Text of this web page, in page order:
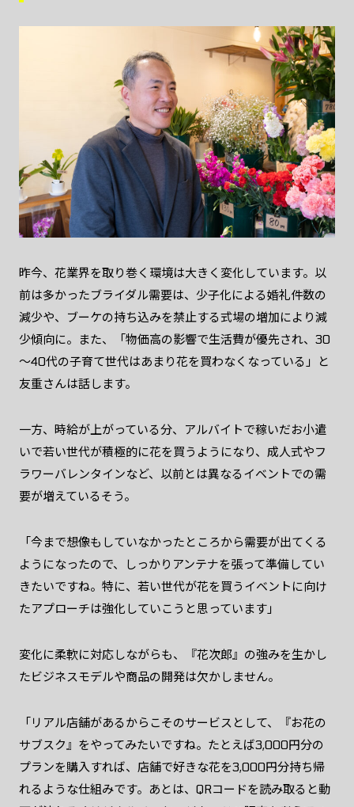
昨今、花業界を取り巻く環境は大きく変化しています。以
前は多かったブライダル需要は、少子化による婚礼件数の
減少や、ブーケの持ち込みを禁止する式場の増加により減
少傾向に。また、「物価高の影響で生活費が優先され、30
～40代の子育て世代はあまり花を買わなくなっている」と
友重さんは話します。
一方、時給が上がっている分、アルバイトで稼いだお小遣
いで若い世代が積極的に花を買うようになり、成人式やフ
ラワーバレンタインなど、以前とは異なるイベントでの需
要が増えているそう。
「今まで想像もしていなかったところから需要が出てくる
ようになったので、しっかりアンテナを張って準備してい
きたいですね。特に、若い世代が花を買うイベントに向け
たアプローチは強化していこうと思っています」
変化に柔軟に対応しながらも、『花次郎』の強みを生かし
たビジネスモデルや商品の開発は欠かしません。
「リアル店舗があるからこそのサービスとして、『お花の
サブスク』をやってみたいですね。たとえば3,000円分の
プランを購入すれば、店舗で好きな花を3,000円分持ち帰
れるような仕組みです。あとは、QRコードを読み取ると動